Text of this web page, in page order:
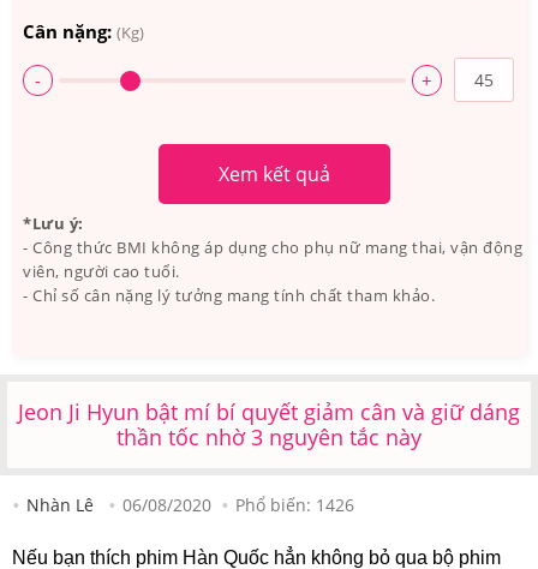
Cân nặng: (Kg)
- +
Xem kết quả
*Lưu ý:
- Công thức BMI không áp dụng cho phụ nữ mang thai, vận động
viên, người cao tuổi.
- Chỉ số cân nặng lý tưởng mang tính chất tham khảo.
Jeon Ji Hyun bật mí bí quyết giảm cân và giữ dáng
thần tốc nhờ 3 nguyên tắc này
Nhàn Lê 06/08/2020 Phổ biến: 1426
Nếu bạn thích phim Hàn Quốc hẳn không bỏ qua bộ phim